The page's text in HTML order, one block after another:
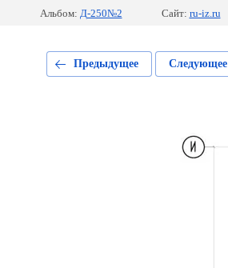
Альбом: Д-250№2 Сайт: ru-iz.ru
Предыдущее Следующее